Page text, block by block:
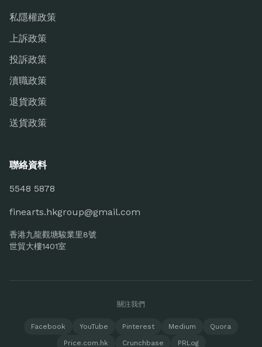
私隱權政策
上訴政策
投訴政策
瀆職政策
退貨政策
送貨政策
聯絡資料
5548 5878
finearts.hkgroup@gmail.com
香港九龍觀塘駿業里8號
世貿大樓1401室
關注我們
Facebook YouTube Pinterest Medium
Quora
Price.com.hk
Crunchbase PRLog